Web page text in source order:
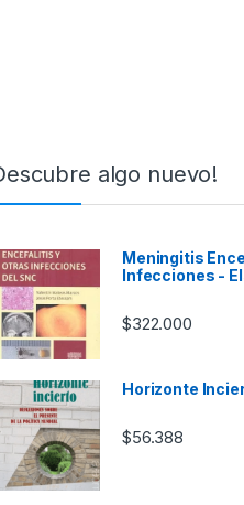
algo nuevo!
Meningitis
Infecciones -
$322.000
Horizonte
$56.388